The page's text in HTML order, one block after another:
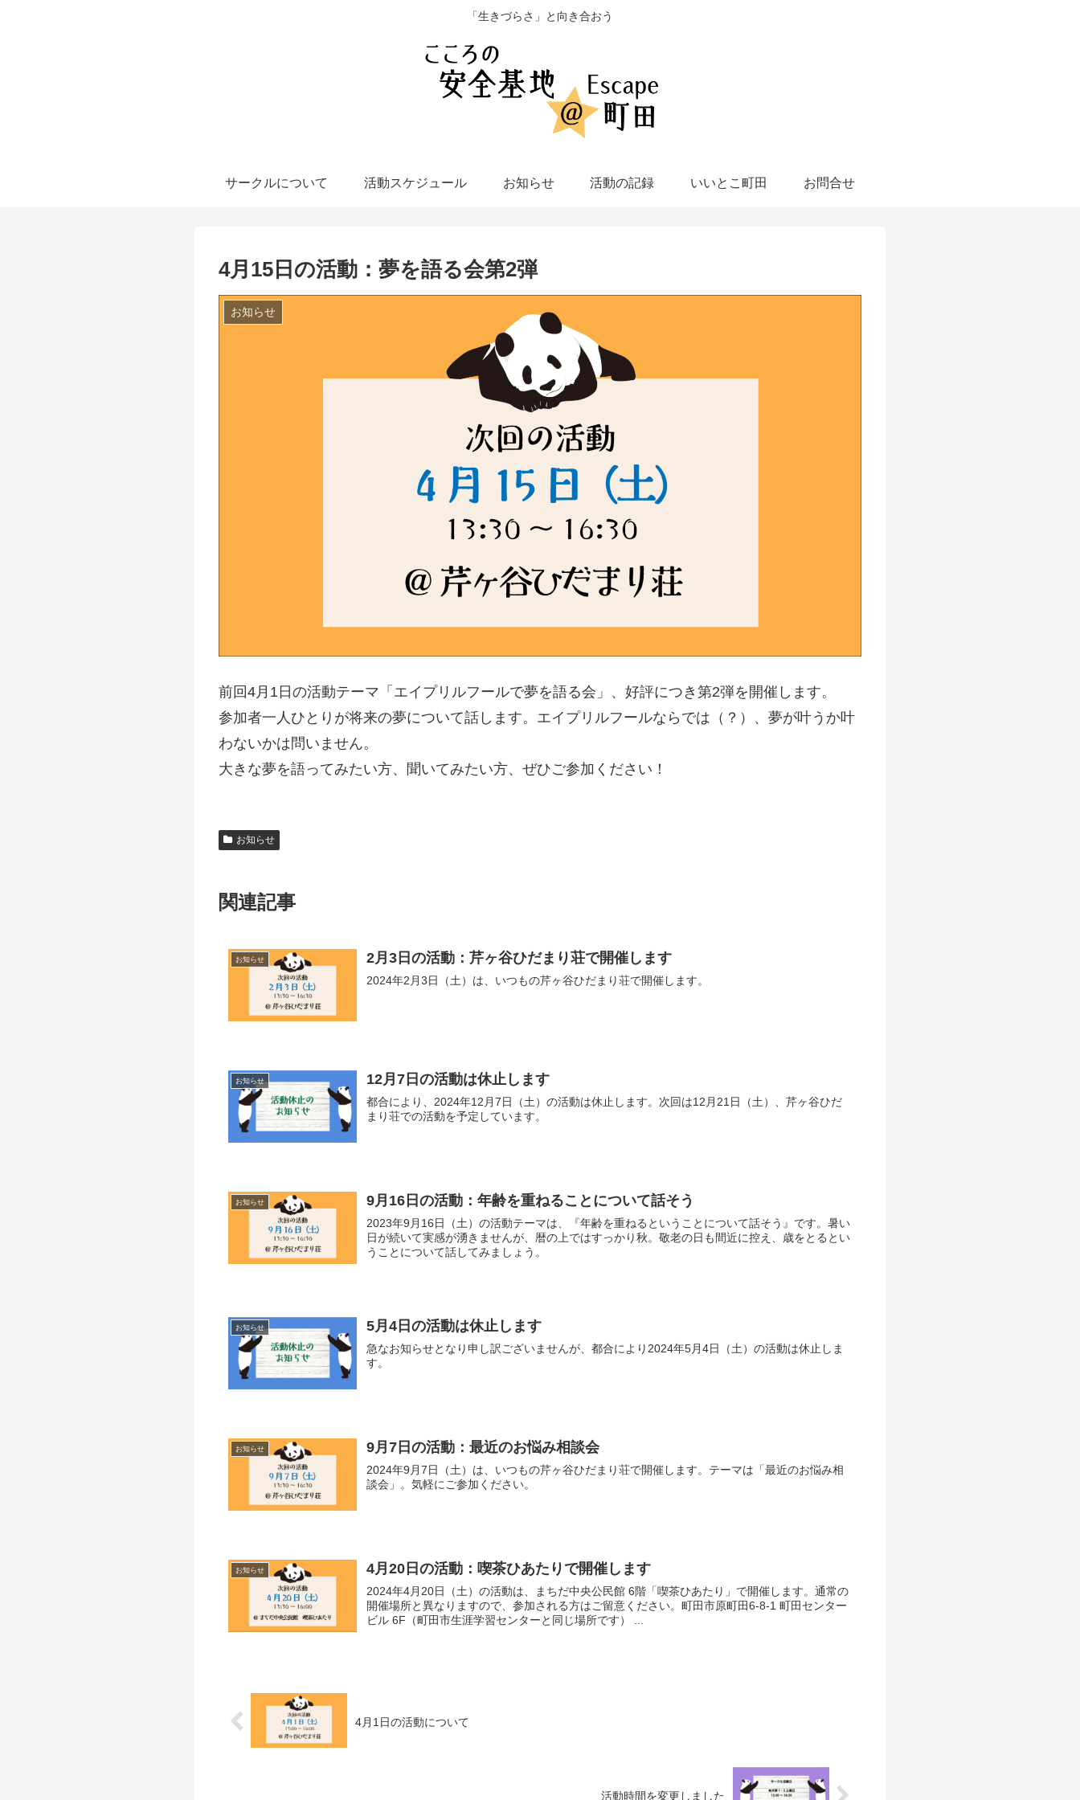
「生きづらさ」と向き合おう
サークルについて 活動スケジュール お知らせ 活動の記録 いいとこ町田 お問合せ
4月15日の活動：夢を語る会第2弾
お知らせ
前回4月1日の活動テーマ「エイプリルフールで夢を語る会」、好評につき第2弾を開催します。
参加者一人ひとりが将来の夢について話します。エイプリルフールならでは（？）、夢が叶うか叶
わないかは問いません。
大きな夢を語ってみたい方、聞いてみたい方、ぜひご参加ください！
お知らせ
関連記事
お知らせ 2月3日の活動：芹ヶ谷ひだまり荘で開催します
2024年2月3日（土）は、いつもの芹ヶ谷ひだまり荘で開催します。
お知らせ 12月7日の活動は休止します
都合により、2024年12月7日（土）の活動は休止します。次回は12月21日（土）、芹ヶ谷ひだ
まり荘での活動を予定しています。
お知らせ 9月16日の活動：年齢を重ねることについて話そう
2023年9月16日（土）の活動テーマは、『年齢を重ねるということについて話そう』です。暑い
日が続いて実感が湧きませんが、暦の上ではすっかり秋。敬老の日も間近に控え、歳をとるとい
うことについて話してみましょう。
お知らせ 5月4日の活動は休止します
急なお知らせとなり申し訳ございませんが、都合により2024年5月4日（土）の活動は休止しま
す。
お知らせ 9月7日の活動：最近のお悩み相談会
2024年9月7日（土）は、いつもの芹ヶ谷ひだまり荘で開催します。テーマは「最近のお悩み相
談会」。気軽にご参加ください。
お知らせ 4月20日の活動：喫茶ひあたりで開催します
2024年4月20日（土）の活動は、まちだ中央公民館 6階「喫茶ひあたり」で開催します。通常の
開催場所と異なりますので、参加される方はご留意ください。町田市原町田6-8-1 町田センター
ビル 6F（町田市生涯学習センターと同じ場所です） ...
4月1日の活動について
活動時間を変更しました